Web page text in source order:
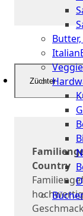
Veggie
Züchter
Country